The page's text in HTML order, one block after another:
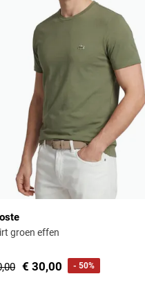
groen effen
€ 30,00 - 50%